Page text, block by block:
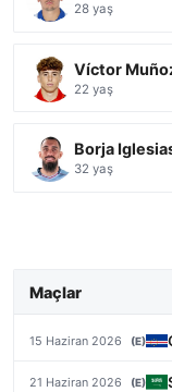
28 yaş
Víctor
22 yaş
Borja
32 yaş
Maçlar
15 Haziran 2026 (E)
21 Haziran 2026 (E)